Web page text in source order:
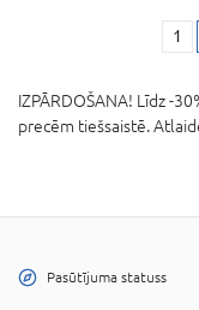
1
IZPĀRDOŠANA! Līdz -
precēm tiešsaistē.
Pasūtījuma statuss